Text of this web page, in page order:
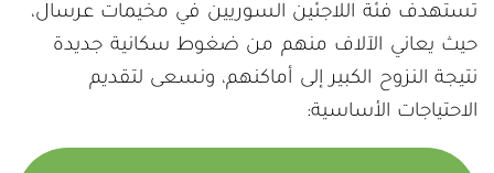
تستهدف فئة اللاجئين السوريين في مخيمات عرسال،
حيث يعاني الآلاف منهم من ضغوط سكانية جديدة
نتيجة النزوح الكبير إلى أماكنهم، ونسعى لتقديم
الاحتياجات الأساسية: